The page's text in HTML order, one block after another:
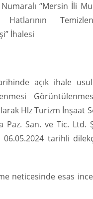
“Mersin İli
İhalesi
açık ihale
Hlz Turizm İnşaat
Paz. San. ve Tic. Ltd.
06.05.2024 tarihli
neticesinde esas